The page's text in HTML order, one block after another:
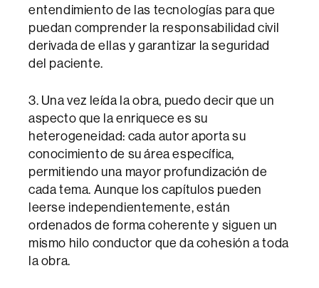
entendimiento de las tecnologías para que
puedan comprender la responsabilidad civil
derivada de ellas y garantizar la seguridad
del paciente.
3. Una vez leída la obra, puedo decir que un
aspecto que la enriquece es su
heterogeneidad: cada autor aporta su
conocimiento de su área específica,
permitiendo una mayor profundización de
cada tema. Aunque los capítulos pueden
leerse independientemente, están
ordenados de forma coherente y siguen un
mismo hilo conductor que da cohesión a toda
la obra.